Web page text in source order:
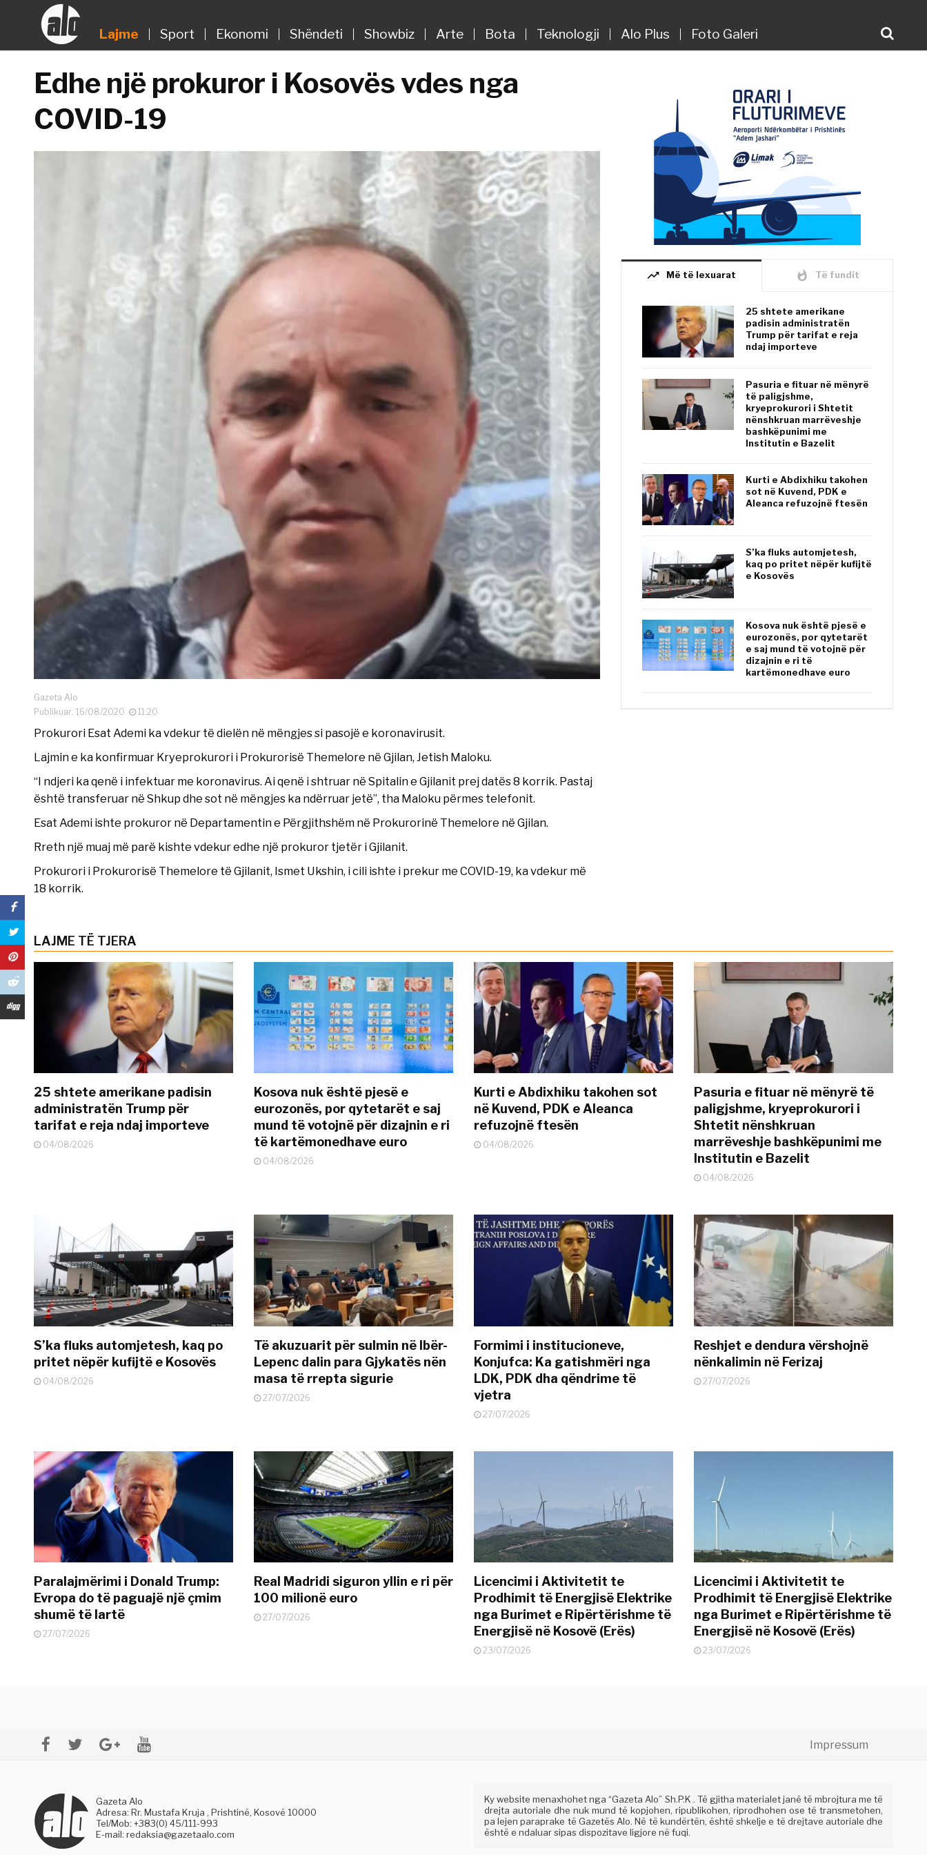
Lajme Sport Ekonomi Shëndeti Showbiz Arte Bota Teknologji Alo Plus Foto Galeri
Edhe një prokuror i Kosovës vdes nga
COVID-19
Gazeta Alo
Publikuar: 16/08/2020
11:20
Prokurori Esat Ademi ka vdekur të dielën në mëngjes si pasojë e koronavirusit.
Lajmin e ka konfirmuar Kryeprokurori i Prokurorisë Themelore në Gjilan, Jetish Maloku.
“I ndjeri ka qenë i infektuar me koronavirus. Ai qenë i shtruar në Spitalin e Gjilanit prej datës 8 korrik. Pastaj
është transferuar në Shkup dhe sot në mëngjes ka ndërruar jetë”, tha Maloku përmes telefonit.
Esat Ademi ishte prokuror në Departamentin e Përgjithshëm në Prokurorinë Themelore në Gjilan.
Rreth një muaj më parë kishte vdekur edhe një prokuror tjetër i Gjilanit.
Prokurori i Prokurorisë Themelore të Gjilanit, Ismet Ukshin, i cili ishte i prekur me COVID-19, ka vdekur më
18 korrik.
trending_up Më të lexuarat whatshot Të fundit
25 shtete amerikane
padisin administratën
Trump për tarifat e reja
ndaj importeve
Pasuria e fituar në mënyrë
të paligjshme,
kryeprokurori i Shtetit
nënshkruan marrëveshje
bashkëpunimi me
Institutin e Bazelit
Kurti e Abdixhiku takohen
sot në Kuvend, PDK e
Aleanca refuzojnë ftesën
S’ka fluks automjetesh,
kaq po pritet nëpër kufijtë
e Kosovës
Kosova nuk është pjesë e
eurozonës, por qytetarët
e saj mund të votojnë për
dizajnin e ri të
kartëmonedhave euro
LAJME TË TJERA
25 shtete amerikane padisin
administratën Trump për
tarifat e reja ndaj importeve
04/08/2026
Kosova nuk është pjesë e
eurozonës, por qytetarët e saj
mund të votojnë për dizajnin e ri
të kartëmonedhave euro
04/08/2026
Kurti e Abdixhiku takohen sot
në Kuvend, PDK e Aleanca
refuzojnë ftesën
04/08/2026
Pasuria e fituar në mënyrë të
paligjshme, kryeprokurori i
Shtetit nënshkruan
marrëveshje bashkëpunimi me
Institutin e Bazelit
04/08/2026
S’ka fluks automjetesh, kaq po
pritet nëpër kufijtë e Kosovës
04/08/2026
Të akuzuarit për sulmin në Ibër-
Lepenc dalin para Gjykatës nën
masa të rrepta sigurie
27/07/2026
Formimi i institucioneve,
Konjufca: Ka gatishmëri nga
LDK, PDK dha qëndrime të
vjetra
27/07/2026
Reshjet e dendura vërshojnë
nënkalimin në Ferizaj
27/07/2026
Paralajmërimi i Donald Trump:
Evropa do të paguajë një çmim
shumë të lartë
27/07/2026
Real Madridi siguron yllin e ri për
100 milionë euro
27/07/2026
Licencimi i Aktivitetit te
Prodhimit të Energjisë Elektrike
nga Burimet e Ripërtërishme të
Energjisë në Kosovë (Erës)
23/07/2026
Licencimi i Aktivitetit te
Prodhimit të Energjisë Elektrike
nga Burimet e Ripërtërishme të
Energjisë në Kosovë (Erës)
23/07/2026
Impressum
Gazeta Alo
Adresa: Rr. Mustafa Kruja , Prishtinë, Kosovë 10000
Tel/Mob: +383(0) 45/111-993
E-mail: redaksia@gazetaalo.com
Ky website menaxhohet nga “Gazeta Alo” Sh.P.K . Të gjitha materialet janë të mbrojtura me të
drejta autoriale dhe nuk mund të kopjohen, ripublikohen, riprodhohen ose të transmetohen,
pa lejen paraprake të Gazetës Alo. Në të kundërtën, është shkelje e të drejtave autoriale dhe
është e ndaluar sipas dispozitave ligjore në fuqi.